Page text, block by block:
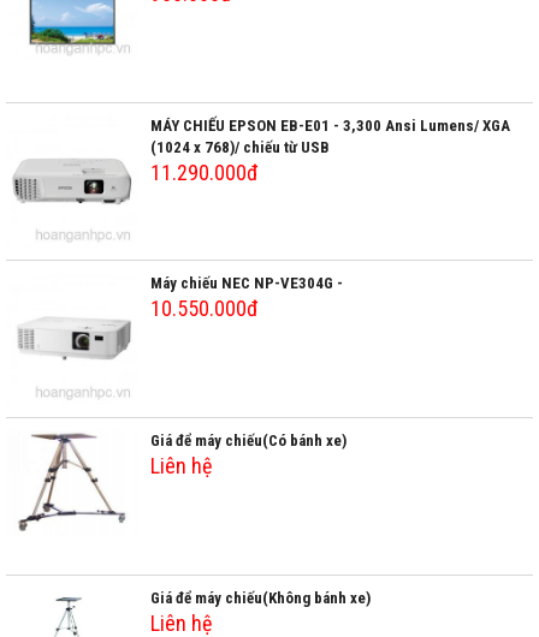
MÁY CHIẾU EPSON EB-E01 - 3,300 Ansi Lumens/ XGA
(1024 x 768)/ chiếu từ USB
11.290.000đ
Máy chiếu NEC NP-VE304G -
10.550.000đ
Giá để máy chiếu(Có bánh xe)
Liên hệ
Giá để máy chiếu(Không bánh xe)
Liên hệ